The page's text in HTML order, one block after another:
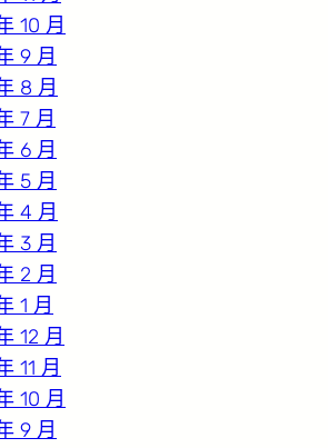
10 月
9 月
8 月
7 月
6 月
5 月
4 月
3 月
2 月
1 月
12 月
11 月
10 月
9 月